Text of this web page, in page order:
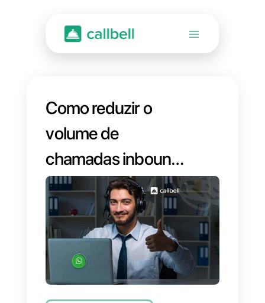
Como reduzir o
volume de
chamadas inbound
com WhatsApp